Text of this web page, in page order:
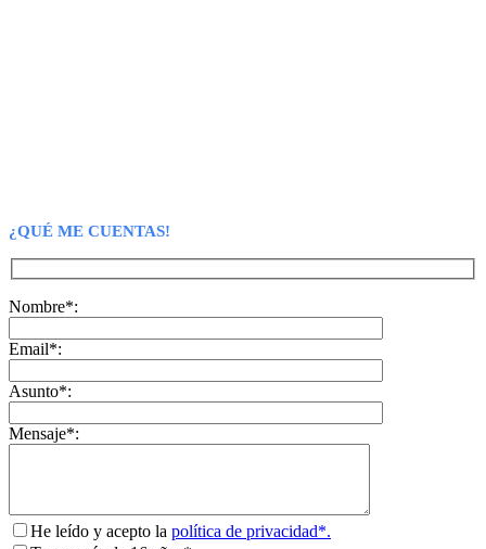
¿QUÉ ME CUENTAS!
Nombre*:
Email*:
Asunto*:
Mensaje*:
He leído y acepto la política de privacidad*.